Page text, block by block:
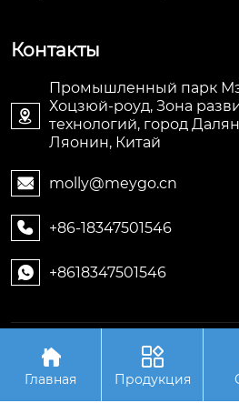
Контакты

Промышленный парк
Хоцзюй-роуд, Зона
технологий, город
Ляонин, Китай
 molly@meygo.cn
 +86-18347501546
 +8618347501546
Авторское право©ООО Ляонин
Автоматизация Оборудования

Главная

Продукция